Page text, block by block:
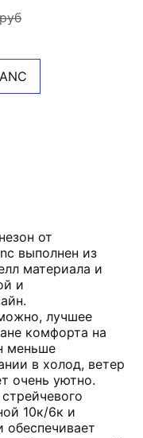
от
выполнен из
материала и
и
лучшее
комфорта на
меньше
в холод, ветер
очень уютно.
10к/6к и
обеспечивает